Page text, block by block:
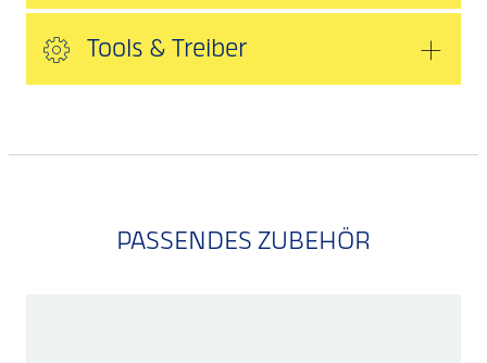
Tools & Treiber
PASSENDES ZUBEHÖR